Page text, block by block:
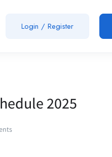
Login / Register
2025